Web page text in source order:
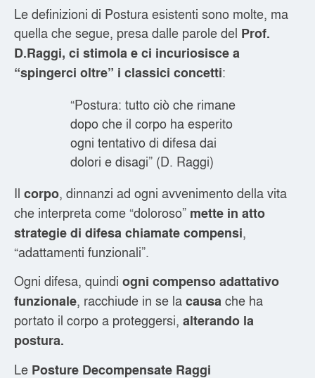
Le definizioni di Postura esistenti sono molte, ma
quella che segue, presa dalle parole del Prof.
D.Raggi, ci stimola e ci incuriosiscea
“spingerci oltre” i classici concetti:
“Postura: tutto ciò che rimane
dopo che il corpo ha esperito
ogni tentativo di difesa dai
dolori e disagi” (D. Raggi)
Il corpo, dinnanzi ad ogni avvenimento della vita
che interpreta come “doloroso” mette in atto
strategie di difesa chiamate compensi,
“adattamenti funzionali”.
Ogni difesa, quindi ogni compenso adattativo
funzionale, racchiude in se lacausache ha
portato il corpo a proteggersi, alterando la
postura.
Le Posture Decompensate Raggi